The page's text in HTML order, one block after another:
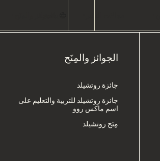
الجوائز والمِنَح
جائزة روتشيلد
جائزة روتشيلد للتربية والتعليم على
اسم ماكس روو
مِنَح روتشيلد